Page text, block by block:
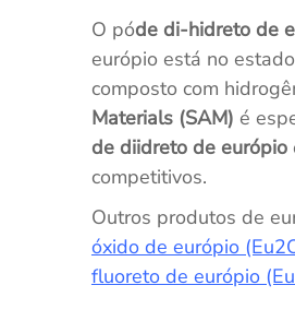
O póde di-hidreto de
európio está no
composto com
Materials (SAM) é
de diidreto de európio
competitivos.
Outros produtos de
óxido de európio
fluoreto de európio